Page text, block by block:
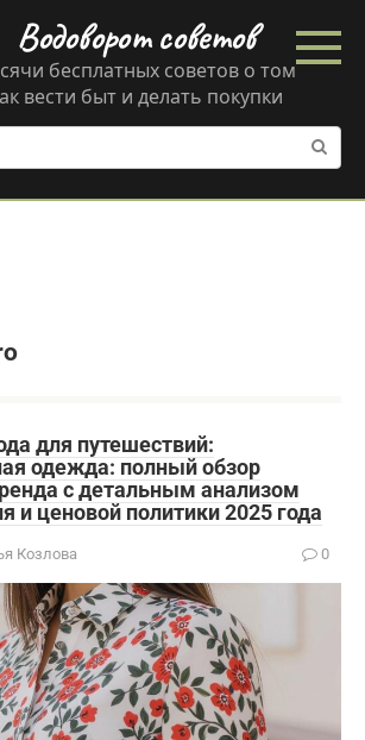
Водоворот советов
бесплатных советов о том
вести быт и делать покупки
для путешествий:
одежда: полный обзор
с детальным анализом
и ценовой политики 2025 года
Козлова 0